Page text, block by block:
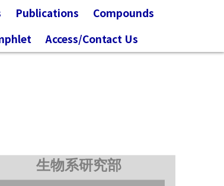
Publications
Compounds
Access/Contact Us
生物系研究部